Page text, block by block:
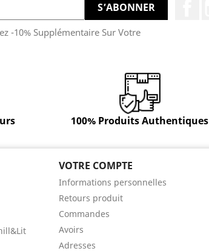
-10% Supplémentaire Sur Votre
100% Produits Authentiques
VOTRE COMPTE
Informations personnelles
Retours produit
Commandes
Avoirs
Adresses